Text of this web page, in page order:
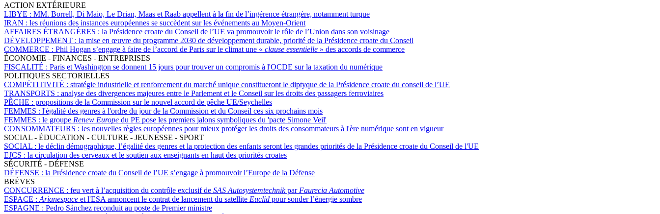
ACTION EXTÉRIEURE
LIBYE : MM. Borrell, Di Maio, Le Drian, Maas et Raab appellent à la fin de l’ingérence étrangère, notamment turque
IRAN : les réunions des instances européennes se succèdent sur les événements au Moyen-Orient
AFFAIRES ÉTRANGÈRES : la Présidence croate du Conseil de l’UE va promouvoir le rôle de l’Union dans son voisinage
DÉVELOPPEMENT : la mise en œuvre du programme 2030 de développement durable, priorité de la Présidence croate du Conseil
COMMERCE : Phil Hogan s’engage à faire de l’accord de Paris sur le climat une « clause essentielle » des accords de commerce
ÉCONOMIE - FINANCES - ENTREPRISES
FISCALITÉ : Paris et Washington se donnent 15 jours pour trouver un compromis à l'OCDE sur la taxation du numérique
POLITIQUES SECTORIELLES
COMPÉTITIVITÉ : stratégie industrielle et renforcement du marché unique constitueront le diptyque de la Présidence croate du conseil de l’UE
TRANSPORTS : analyse des divergences majeures entre le Parlement et le Conseil sur les droits des passagers ferroviaires
PÊCHE : propositions de la Commission sur le nouvel accord de pêche UE/Seychelles
FEMMES : l'égalité des genres à l'ordre du jour de la Commission et du Conseil ces six prochains mois
FEMMES : le groupe Renew Europe du PE pose les premiers jalons symboliques du 'pacte Simone Veil'
CONSOMMATEURS : les nouvelles règles européennes pour mieux protéger les droits des consommateurs à l'ère numérique sont en vigueur
SOCIAL - ÉDUCATION - CULTURE - JEUNESSE - SPORT
SOCIAL : le déclin démographique, l’égalité des genres et la protection des enfants seront les grandes priorités de la Présidence croate du Conseil de l'UE
EJCS : la circulation des cerveaux et le soutien aux enseignants en haut des priorités croates
SÉCURITÉ - DÉFENSE
DÉFENSE : la Présidence croate du Conseil de l’UE s’engage à promouvoir l’Europe de la Défense
BRÈVES
CONCURRENCE : feu vert à l’acquisition du contrôle exclusif de SAS Autosystemtechnikpar Faurecia Automotive
ESPACE : Arianespace et l'ESA annoncent le contrat de lancement du satellite Euclid pour sonder l’énergie sombre
ESPAGNE : Pedro Sánchez reconduit au poste de Premier ministre